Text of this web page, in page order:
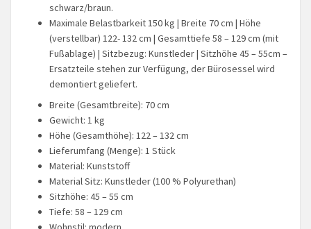
schwarz/braun.
Maximale Belastbarkeit 150 kg | Breite 70 cm | Höhe
(verstellbar) 122- 132 cm | Gesamttiefe 58 – 129 cm (mit
Fußablage) | Sitzbezug: Kunstleder | Sitzhöhe 45 – 55cm –
Ersatzteile stehen zur Verfügung, der Bürosessel wird
demontiert geliefert.
Breite (Gesamtbreite): 70 cm
Gewicht: 1 kg
Höhe (Gesamthöhe): 122 – 132 cm
Lieferumfang (Menge): 1 Stück
Material: Kunststoff
Material Sitz: Kunstleder (100 % Polyurethan)
Sitzhöhe: 45 – 55 cm
Tiefe: 58 – 129 cm